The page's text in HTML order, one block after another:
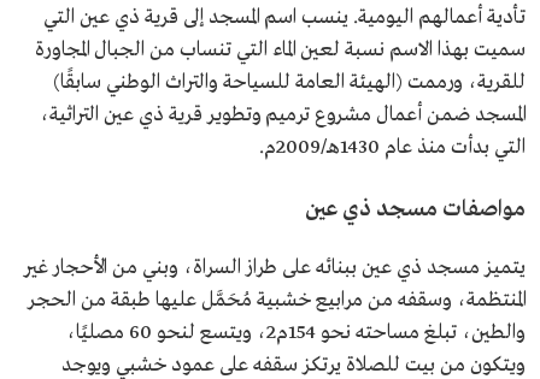
تأدية أعمالهم اليومية. ينسب اسم المسجد إلى قرية ذي عين التي
سميت بهذا الاسم نسبة لعين الماء التي تنساب من الجبال المجاورة
للقرية، ورممت (الهيئة العامة للسياحة والتراث الوطني سابقًا)
المسجد ضمن أعمال مشروع ترميم وتطوير قرية ذي عين التراثية،
التي بدأت منذ عام 1430هـ/2009م.
مواصفات مسجد ذي عين
يتميز مسجد ذي عين ببنائه على طراز السراة، وبني من الأحجار غير
المنتظمة، وسقفه من مرابيع خشبية مُحَمَّل عليها طبقة من الحجر
والطين، تبلغ مساحته نحو 154م2، ويتسع لنحو 60 مصليًا،
ويتكون من بيت للصلاة يرتكز سقفه على عمود خشبي ويوجد